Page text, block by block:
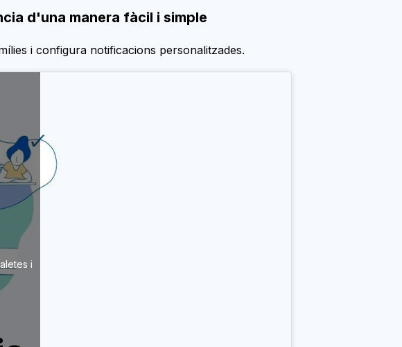
d'una manera fàcil i simple
i configura notificacions personalitzades.
i